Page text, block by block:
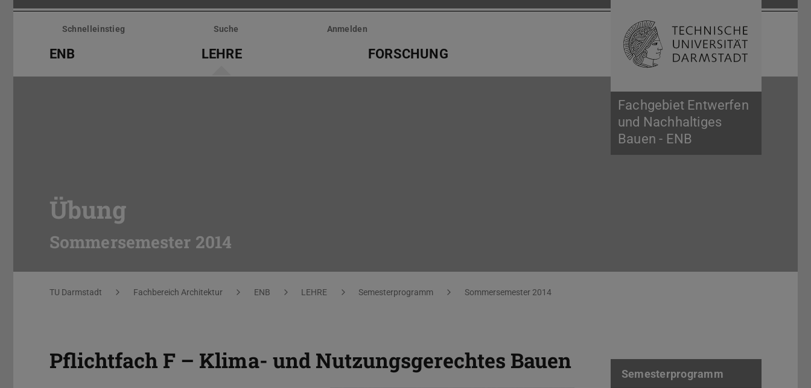
Menü
überspringen
Fachgebiet Entwerfen
und Nachhaltiges
Bauen - ENB
Schnelleinstieg Suche Anmelden
ENB LEHRE FORSCHUNG Suche öffnen
Übung
Sommersemester 2014
Sie befinden sich hier:
TU Darmstadt Fachbereich Architektur ENB LEHRE Semesterprogramm Sommersemester 2014
Pflichtfach F – Klima- und Nutzungsgerechtes Bauen Semesterprogramm